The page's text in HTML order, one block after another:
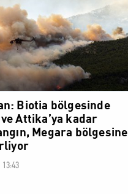
Biotia bölgesinde
Attika’ya kadar
Megara bölgesine